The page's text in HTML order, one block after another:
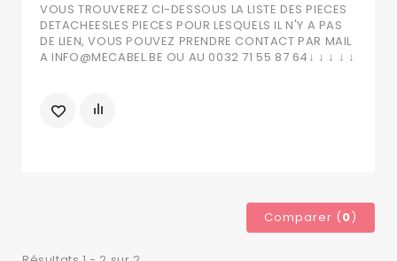
VOUS TROUVEREZ CI-DESSOUS LA LISTE DES PIECES
DETACHEESLES PIECES POUR LESQUELS IL N'Y A PAS
DE LIEN, VOUS POUVEZ PRENDRE CONTACT PAR MAIL
A INFO@MECABEL.BE OU AU 0032 71 55 87 64↓ ↓ ↓ ↓ ↓
Comparer (0)